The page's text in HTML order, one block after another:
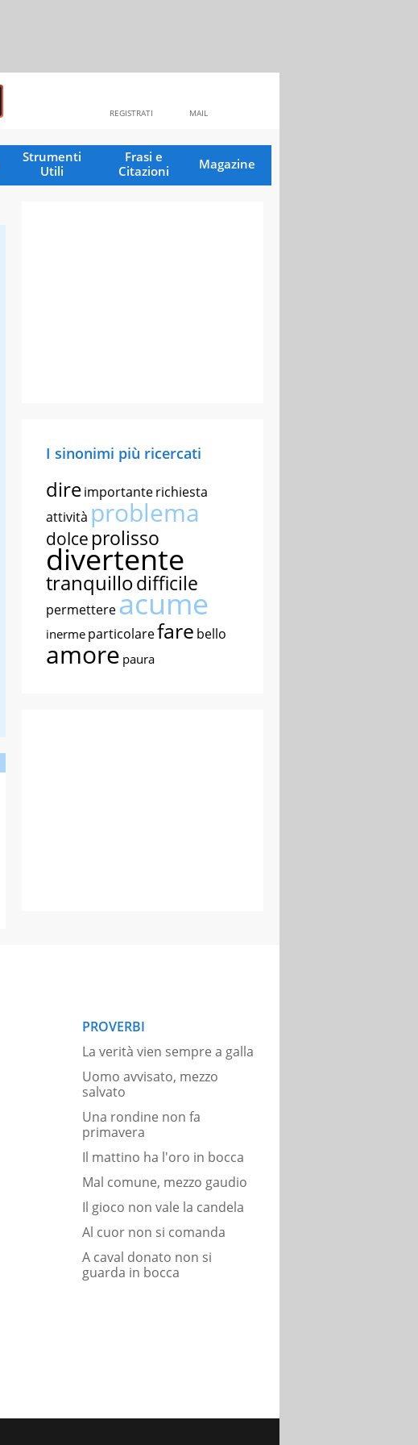
MAIL
REGISTRATI
Strumenti
Utili
Frasi e
Citazioni
Magazine
I sinonimi più ricercati
direimportanterichiesta
attività problema
dolce prolisso
divertente
tranquillodifficile
permettereacume
inerme particolarefare bello
amore paura
PROVERBI
La verità vien sempre a galla
Uomo avvisato, mezzo
salvato
Una rondine non fa
primavera
Il mattino ha l'oro in bocca
Mal comune, mezzo gaudio
Il gioco non vale la candela
Al cuor non si comanda
A caval donato non si
guarda in bocca